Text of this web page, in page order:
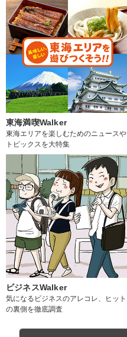
東海満喫Walker
東海エリアを楽しむためのニュースや
トピックスを大特集
ビジネスWalker
気になるビジネスのアレコレ、ヒット
の裏側を徹底調査